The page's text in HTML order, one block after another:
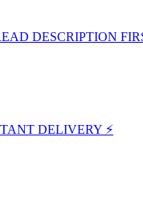
DESCRIPTION
DELIVERY ⚡